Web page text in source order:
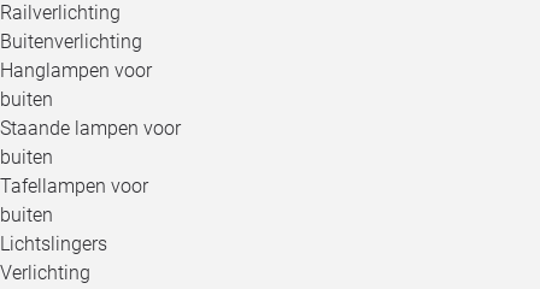
Railverlichting
Buitenverlichting
Hanglampen voor
buiten
Staande lampen voor
buiten
Tafellampen voor
buiten
Lichtslingers
Verlichting